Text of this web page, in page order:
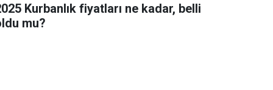
Kurbanlık fiyatları ne kadar, belli
mu?